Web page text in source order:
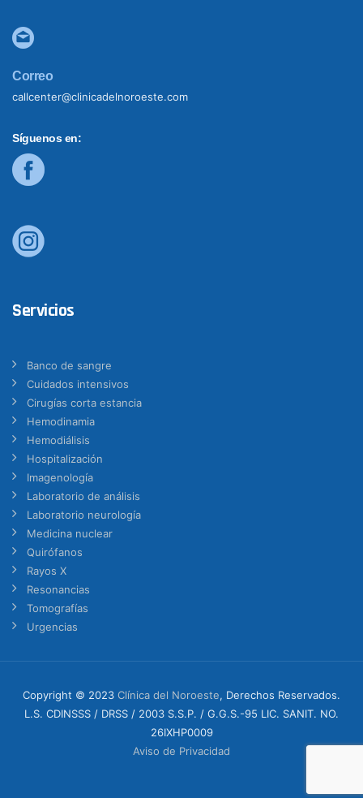
Correo
callcenter@clinicadelnoroeste.com
Síguenos en:
Servicios
Banco de sangre
Cuidados intensivos
Cirugías corta estancia
Hemodinamia
Hemodiálisis
Hospitalización
Imagenología
Laboratorio de análisis
Laboratorio neurología
Medicina nuclear
Quirófanos
Rayos X
Resonancias
Tomografías
Urgencias
Copyright © 2023 Clínica del Noroeste, Derechos Reservados.
L.S. CDINSSS / DRSS / 2003 S.S.P. / G.G.S.-95 LIC. SANIT. NO.
26IXHP0009
Aviso de Privacidad